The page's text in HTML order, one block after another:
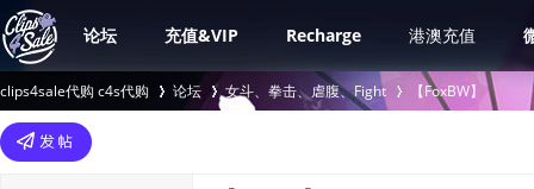
论坛 充值&VIP Recharge 港澳充值
clips4sale代购 c4s代购 论坛 女斗、拳击、虐腹、Fight 【FoxBW】